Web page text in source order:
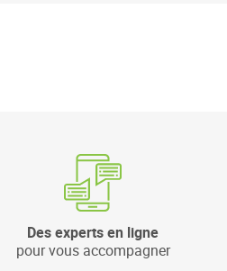
Des experts en ligne
pour vous accompagner